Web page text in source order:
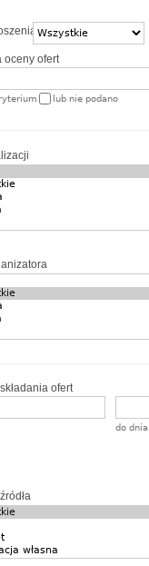
oceny ofert
lub nie podano
ofert
do dnia